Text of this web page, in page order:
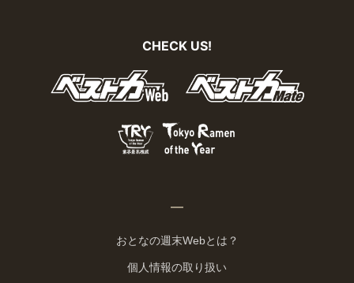
CHECK US!
おとなの週末Webとは？
個人情報の取り扱い